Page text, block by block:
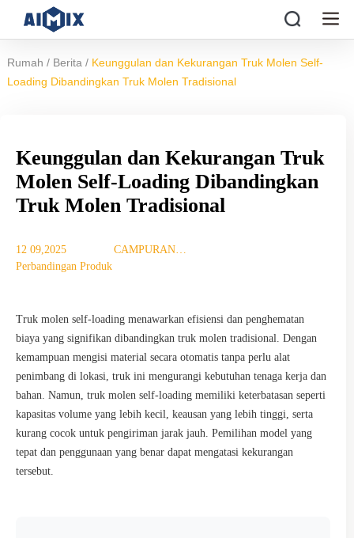
Rumah / Berita / Keunggulan dan Kekurangan Truk Molen Self-
Loading Dibandingkan Truk Molen Tradisional
Keunggulan dan Kekurangan Truk
Molen Self-Loading Dibandingkan
Truk Molen Tradisional
12 09,2025
CAMPURAN
Perbandingan Produk
Truk molen self-loading menawarkan efisiensi dan penghematan
biaya yang signifikan dibandingkan truk molen tradisional. Dengan
kemampuan mengisi material secara otomatis tanpa perlu alat
penimbang di lokasi, truk ini mengurangi kebutuhan tenaga kerja dan
bahan. Namun, truk molen self-loading memiliki keterbatasan seperti
kapasitas volume yang lebih kecil, keausan yang lebih tinggi, serta
kurang cocok untuk pengiriman jarak jauh. Pemilihan model yang
tepat dan penggunaan yang benar dapat mengatasi kekurangan
tersebut.